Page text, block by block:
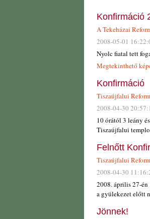
Konfirmáció
A Tekeházai
2008-05-01
Nyolc fiatal tett
Megtekinthető
Konfirmáció
Tiszaújfalui
2008-04-30
10 órától 3 leány
Tiszaújfalui
Felnőtt
Tiszaújfalui
2008-04-30
2008. április 27-
a gyülekezet előtt
Jönnek!